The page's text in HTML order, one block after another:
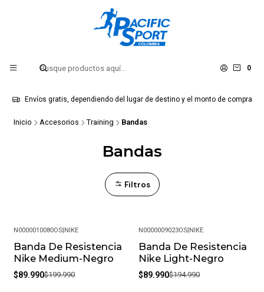
0
Envíos gratis, dependiendo del lugar de destino y el monto de compra
Inicio Accesorios Training Bandas
Bandas
Filtros
-55%
N0000010080OS| NIKE
Banda De Resistencia
Nike Medium-Negro
$89.990$199.990
-54%
N0000009023OS NIKE
Banda De Resistencia
Nike Light-Negro
$89.990$194.990